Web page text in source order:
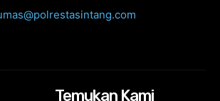
Temukan Kami